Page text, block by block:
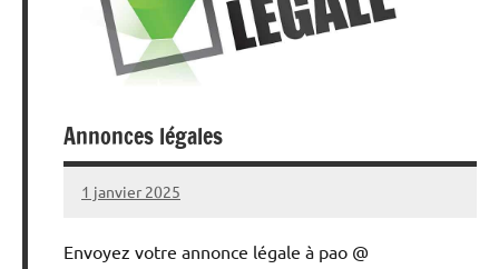
Annonces légales
1 janvier 2025
L'Avenir
et
Envoyez votre annonce légale à pao @